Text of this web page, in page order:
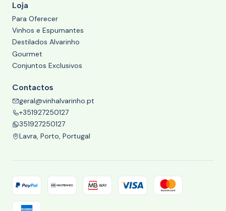
Loja
Para Oferecer
Vinhos e Espumantes
Destilados Alvarinho
Gourmet
Conjuntos Exclusivos
Contactos
geral@vinhalvarinho.pt
+351927250127
351927250127
Lavra, Porto, Portugal